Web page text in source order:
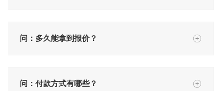
问：多久能拿到报价？
问：付款方式有哪些？